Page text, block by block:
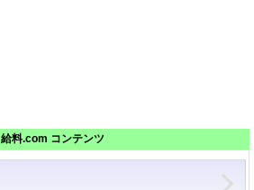
給料.com コンテンツ